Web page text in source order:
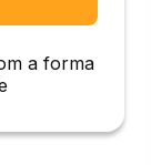
a forma